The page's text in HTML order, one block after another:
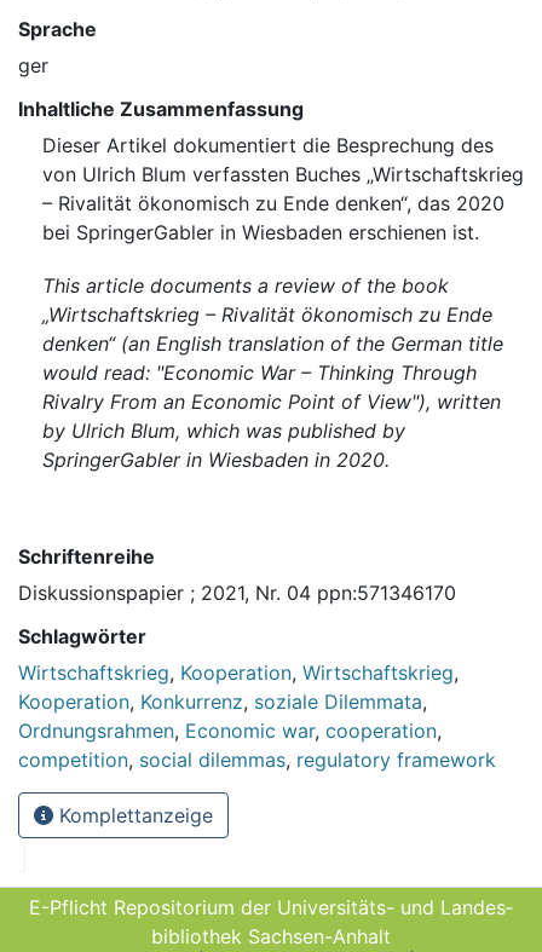
Sprache
ger
Inhaltliche Zusammenfassung
Dieser Artikel dokumentiert die Besprechung des
von Ulrich Blum verfassten Buches „Wirtschaftskrieg
– Rivalität ökonomisch zu Ende denken“, das 2020
bei SpringerGabler in Wiesbaden erschienen ist.
This article documents a review of the book
„Wirtschaftskrieg – Rivalität ökonomisch zu Ende
denken“ (an English translation of the German title
would read: "Economic War – Thinking Through
Rivalry From an Economic Point of View"), written
by Ulrich Blum, which was published by
SpringerGabler in Wiesbaden in 2020.
Schriftenreihe
Diskussionspapier ; 2021, Nr. 04 ppn:571346170
Schlagwörter
Wirtschaftskrieg, Kooperation, Wirtschaftskrieg,
Kooperation, Konkurrenz, soziale Dilemmata,
Ordnungsrahmen, Economic war, cooperation,
competition, social dilemmas, regulatory framework
Komplettanzeige
E-Pflicht Repositorium der Universitäts- und Landes­
bibliothek Sachsen-Anhalt